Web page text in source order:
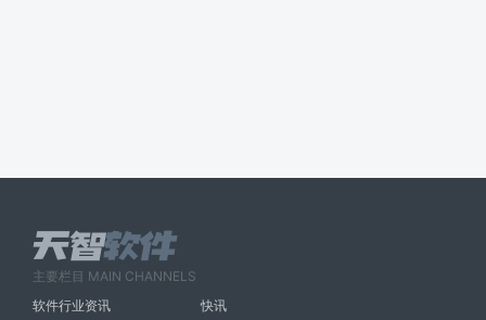
主要栏目 MAIN CHANNELS
软件行业资讯
快讯